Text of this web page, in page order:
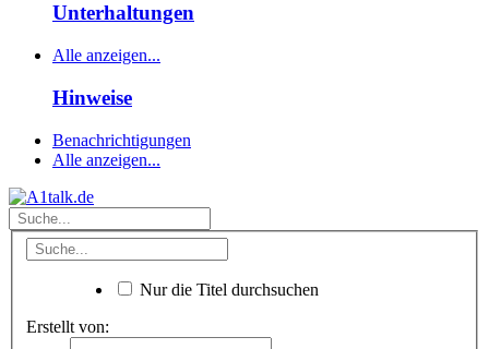
Unterhaltungen
Alle anzeigen...
Hinweise
Benachrichtigungen
Alle anzeigen...
Nur die Titel durchsuchen
Erstellt von: